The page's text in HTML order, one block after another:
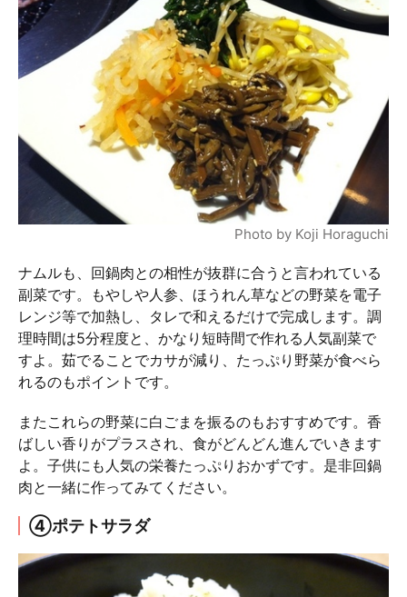
Photo by Koji Horaguchi
ナムルも、回鍋肉との相性が抜群に合うと言われている
副菜です。もやしや人参、ほうれん草などの野菜を電子
レンジ等で加熱し、タレで和えるだけで完成します。調
理時間は5分程度と、かなり短時間で作れる人気副菜で
すよ。茹でることでカサが減り、たっぷり野菜が食べら
れるのもポイントです。
またこれらの野菜に白ごまを振るのもおすすめです。香
ばしい香りがプラスされ、食がどんどん進んでいきます
よ。子供にも人気の栄養たっぷりおかずです。是非回鍋
肉と一緒に作ってみてください。
④ポテトサラダ